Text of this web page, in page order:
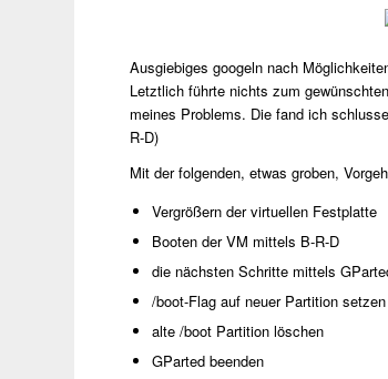
Ausgiebiges googeln nach
Letztlich führte nichts zum
meines Problems. Die fand ich
R-D)
Mit der folgenden, etwas groben,
Vergrößern der virtuellen Festplatte
Booten der VM mittels B-R-D
die nächsten Schritte mittels
/boot-Flag auf neuer Partition setzen
alte /boot Partition löschen
GParted beenden